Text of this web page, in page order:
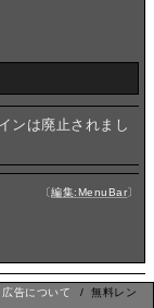
ンは廃止されまし
〔編集:MenuBar〕
広告について
/ 無料レン